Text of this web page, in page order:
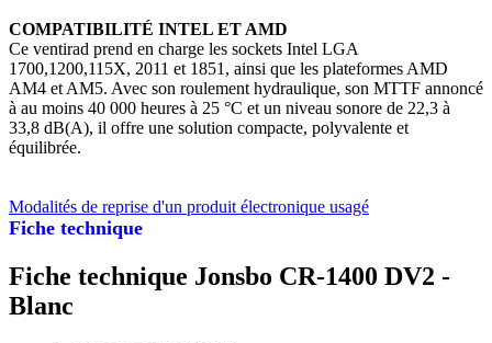
Fiche technique
COMPATIBILITÉ INTEL ET AMD
Ce ventirad prend en charge les sockets Intel LGA
1700,1200,115X, 2011 et 1851, ainsi que les plateformes AMD
AM4 et AM5. Avec son roulement hydraulique, son MTTF annoncé
à au moins 40 000 heures à 25 °C et un niveau sonore de 22,3 à
33,8 dB(A), il offre une solution compacte, polyvalente et
équilibrée.
Modalités de reprise d'un produit électronique usagé
Fiche technique Jonsbo CR-1400 DV2 -
Blanc